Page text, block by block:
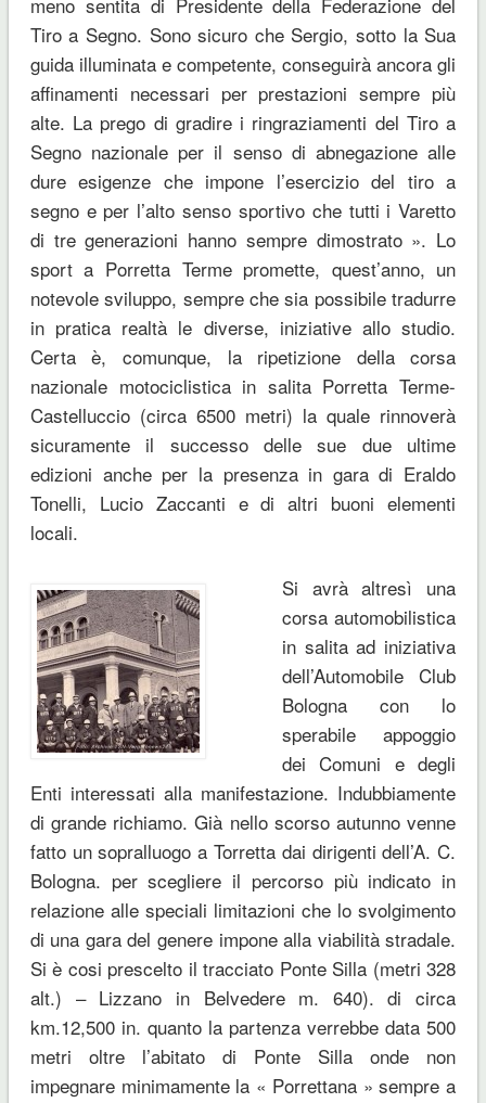
Tiro a Segno. Sono sicuro che Sergio, sotto la Sua
guida illuminata e competente, conseguirà ancora gli
affinamenti necessari per prestazioni sempre più
alte. La prego di gradire i ringraziamenti del Tiro a
Segno nazionale per il senso di abnegazione alle
dure esigenze che impone l’esercizio del tiro a
segno e per l’alto senso sportivo che tutti i Varetto
di tre generazioni hanno sempre dimostrato ». Lo
sport a Porretta Terme promette, quest’anno, un
notevole sviluppo, sempre che sia possibile tradurre
in pratica realtà le diverse, iniziative allo studio.
Certa è, comunque, la ripetizione della corsa
nazionale motociclistica in salita Porretta Terme-
Castelluccio (circa 6500 metri) la quale rinnoverà
sicuramente il successo delle sue due ultime
edizioni anche per la presenza in gara di Eraldo
Tonelli, Lucio Zaccanti e di altri buoni elementi
locali.
Si avrà altresì una
corsa automobilistica
in salita ad iniziativa
dell’Automobile Club
Bologna con lo
sperabile appoggio
dei Comuni e degli
Enti interessati alla manifestazione. Indubbiamente
di grande richiamo. Già nello scorso autunno venne
fatto un sopralluogo a Torretta dai dirigenti dell’A. C.
Bologna. per scegliere il percorso più indicato in
relazione alle speciali limitazioni che lo svolgimento
di una gara del genere impone alla viabilità stradale.
Si è cosi prescelto il tracciato Ponte Silla (metri 328
alt.) – Lizzano in Belvedere m. 640). di circa
km.12,500 in. quanto la partenza verrebbe data 500
metri oltre l’abitato di Ponte Silla onde non
impegnare minimamente la « Porrettana » sempre a